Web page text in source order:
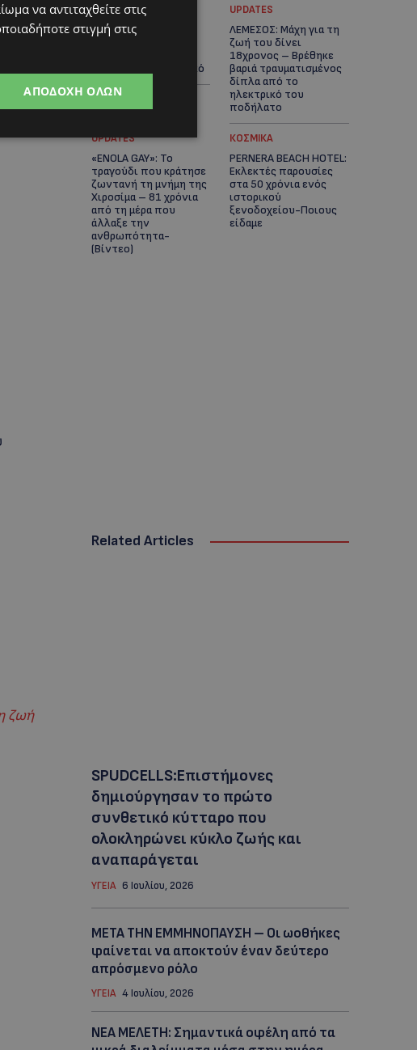
ζωή
UPDATES
ΣΤΟ «ΚΟΚΚΙΝΟ» Η
40άρια στο εσωτερικό
UPDATES
ΛΕΜΕΣΟΣ: Μάχη για τη
ζωή του δίνει
18χρονος – Βρέθηκε
βαριά τραυματισμένος
δίπλα από το
ηλεκτρικό του
ποδήλατο
UPDATES
«ENOLA GAY»: Το
τραγούδι που κράτησε
ζωντανή τη μνήμη της
Χιροσίμα – 81 χρόνια
από τη μέρα που
άλλαξε την
ανθρωπότητα-
(Bίντεο)
ΚΟΣΜΙΚΑ
PERNERA BEACH HOTEL:
Εκλεκτές παρουσίες
στα 50 χρόνια ενός
ιστορικού
ξενοδοχείου-Ποιους
είδαμε
Related Articles
SPUDCELLS:Επιστήμονες
δημιούργησαν το πρώτο
συνθετικό κύτταρο που
ολοκληρώνει κύκλο ζωής και
αναπαράγεται
ΥΓΕΙΑ 6 Ιουλίου, 2026
ΜΕΤΑ ΤΗΝ ΕΜΜΗΝΟΠΑΥΣΗ – Οι ωοθήκες
φαίνεται να αποκτούν έναν δεύτερο
απρόσμενο ρόλo
ΥΓΕΙΑ 4 Ιουλίου, 2026
ΝΕΑ ΜΕΛΕΤΗ: Σημαντικά οφέλη από τα
να αντιταχθείτε στις
στιγμή στις
ΑΠΟΔΟΧΉ ΌΛΩΝ